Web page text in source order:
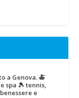
a Genova.🍝
spa 🎾 tennis,
e